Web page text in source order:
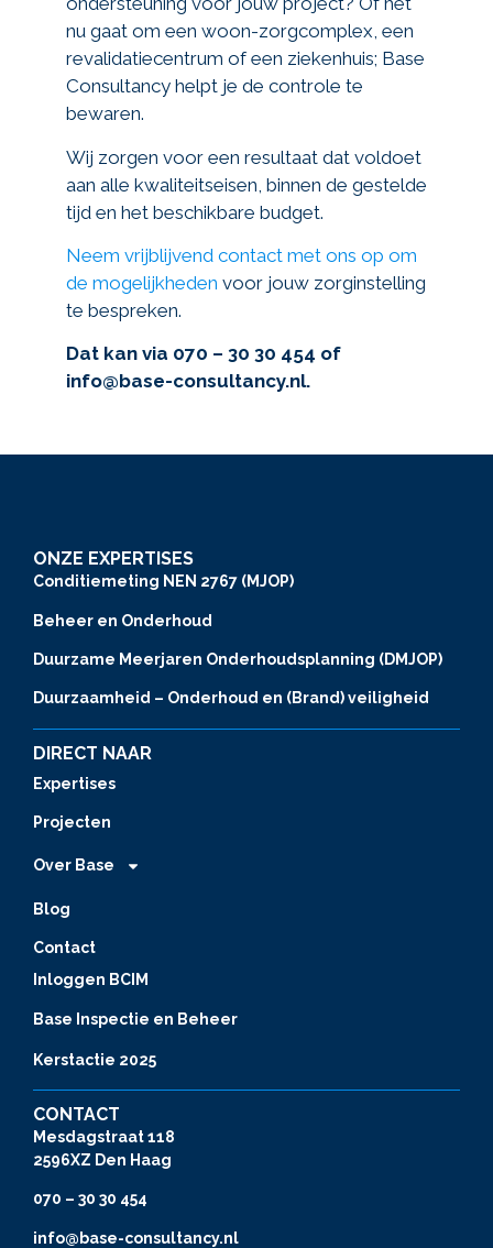
nu gaat om een woon-zorgcomplex, een
revalidatiecentrum of een ziekenhuis; Base
Consultancy helpt je de controle te
bewaren.
Wij zorgen voor een resultaat dat voldoet
aan alle kwaliteitseisen, binnen de gestelde
tijd en het beschikbare budget.
Neem vrijblijvend contact met ons op om
de mogelijkheden voor jouw zorginstelling
te bespreken.
Dat kan via 070 – 30 30 454 of
info@base-consultancy.nl.
ONZE EXPERTISES
Conditiemeting NEN 2767 (MJOP)
Beheer en Onderhoud
Duurzame Meerjaren Onderhoudsplanning (DMJOP)
Duurzaamheid – Onderhoud en (Brand) veiligheid
DIRECT NAAR
Expertises
Projecten
Over Base
Blog
Contact
Inloggen BCIM
Base Inspectie en Beheer
Kerstactie 2025
CONTACT
Mesdagstraat 118
2596XZ Den Haag
070 – 30 30 454
info@base-consultancy.nl